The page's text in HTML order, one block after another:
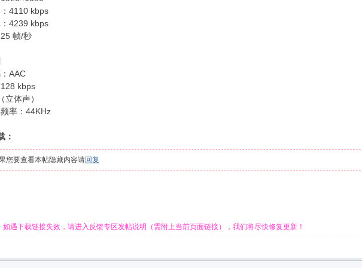
4110 kbps
4239 kbps
帧/秒
AAC
kbps
体声）
率：44KHz
：
您要查看本帖隐藏内容请回复
如遇下载链接失效，请进入反馈专区发帖说明（需附上当前页面链接），我们将尽快修复更新！